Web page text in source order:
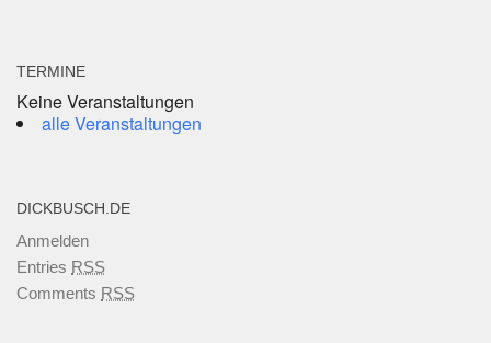
TERMINE
Keine Veranstaltungen
alle Veranstaltungen
DICKBUSCH.DE
Anmelden
Entries RSS
Comments RSS